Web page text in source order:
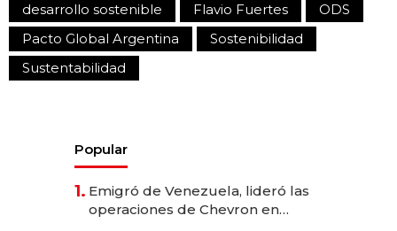
desarrollo sostenible Flavio Fuertes
ODS
Pacto Global Argentina
Sostenibilidad
Sustentabilidad
Popular
1. Emigró de Venezuela, lideró las
operaciones de Chevron en